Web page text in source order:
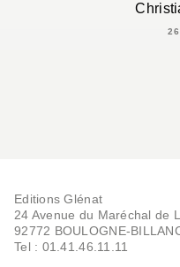
Editions Glénat
24 Avenue du Maréchal de
92772 BOULOGNE-
Tel : 01.41.46.11.11